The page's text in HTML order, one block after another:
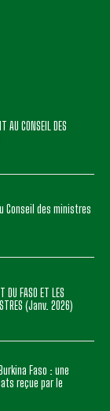
AU CONSEIL DES
Conseil des ministres
DU FASO ET LES
(Janv. 2026)
Faso : une
reçue par le